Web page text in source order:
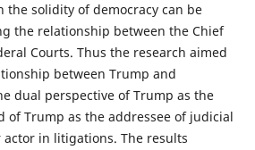
the solidity of democracy can be
the relationship between the Chief
Courts. Thus the research aimed
between Trump and
dual perspective of Trump as the
of Trump as the addressee of judicial
in litigations. The results